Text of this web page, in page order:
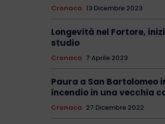
Cronaca 13 Dicembre 2023
Longevità nel Fortore,
studio
Cronaca 7 Aprile 2023
Paura a San Bartolomeo
incendio in una vecchia
Cronaca 27 Dicembre 2022